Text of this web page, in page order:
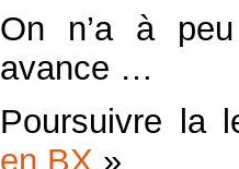
On n’a à
avance …
Poursuivre la
en BX »